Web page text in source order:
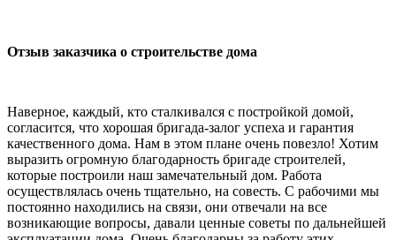
Отзыв заказчика о строительстве дома
Наверное, каждый, кто сталкивался с постройкой домой,
согласится, что хорошая бригада-залог успеха и гарантия
качественного дома. Нам в этом плане очень повезло! Хотим
выразить огромную благодарность бригаде строителей,
которые построили наш замечательный дом. Работа
осуществлялась очень тщательно, на совесть. С рабочими мы
постоянно находились на связи, они отвечали на все
возникающие вопросы, давали ценные советы по дальнейшей